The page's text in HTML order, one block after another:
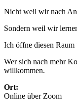
Nicht weil wir nach
Sondern weil wir
Ich öffne diesen Raum
Wer sich nach mehr
willkommen.
Ort:
Online über Zoom